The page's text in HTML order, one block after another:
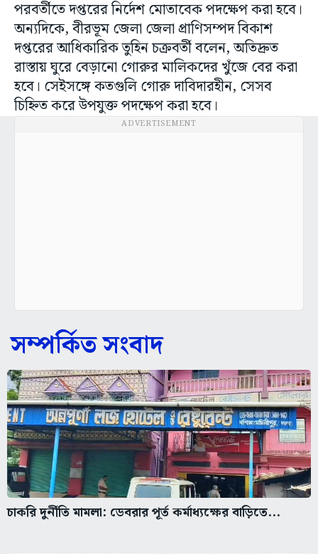
পরবর্তীতে দপ্তরের নির্দেশ মোতাবেক পদক্ষেপ করা হবে।
অন্যদিকে, বীরভূম জেলা জেলা প্রাণিসম্পদ বিকাশ
দপ্তরের আধিকারিক তুহিন চক্রবর্তী বলেন, অতিদ্রুত
রাস্তায় ঘুরে বেড়ানো গোরুর মালিকদের খুঁজে বের করা
হবে। সেইসঙ্গে কতগুলি গোরু দাবিদারহীন, সেসব
চিহ্নিত করে উপযুক্ত পদক্ষেপ করা হবে।
ADVERTISEMENT
সম্পর্কিত সংবাদ
চাকরি দুর্নীতি মামলা: ডেবরার পূর্ত কর্মাধ্যক্ষের বাড়িতে...